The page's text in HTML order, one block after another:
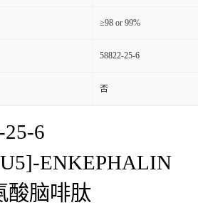
≥98 or 99%
58822-25-6
否
25-6
ENKEPHALIN
酸脑啡肽